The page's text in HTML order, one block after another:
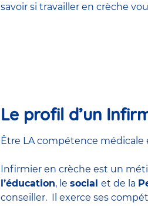
savoir si travailler en crèche
Le profil d’un
Être LA compétence médicale
Infirmier en crèche est un
l’éducation, le social et de la
conseiller. Il exerce ses